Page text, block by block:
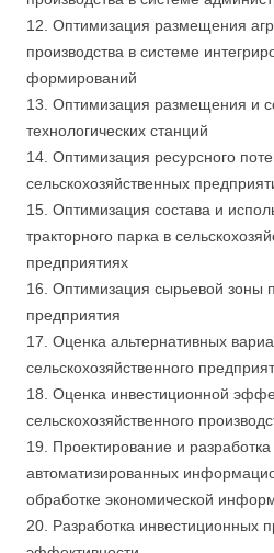
12. Оптимизация размещения
производства в системе
формирований
13. Оптимизация размещения и
технологических станций
14. Оптимизация ресурсного
сельскохозяйственных
15. Оптимизация состава и
тракторного парка в
предприятиях
16. Оптимизация сырьевой зоны
предприятия
17. Оценка альтернативных
сельскохозяйственного
18. Оценка инвестиционной
сельскохозяйственного
19. Проектирование и разработка
автоматизированных
обработке экономической
20. Разработка инвестиционных